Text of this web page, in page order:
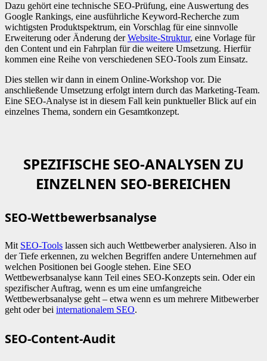
Dazu gehört eine technische SEO-Prüfung, eine Auswertung des
Google Rankings, eine ausführliche Keyword-Recherche zum
wichtigsten Produktspektrum, ein Vorschlag für eine sinnvolle
Erweiterung oder Änderung derWebsite-Struktur, eine Vorlage für
den Content und ein Fahrplan für die weitere Umsetzung. Hierfür
kommen eine Reihe von verschiedenen SEO-Tools zum Einsatz.
Dies stellen wir dann in einem Online-Workshop vor. Die
anschließende Umsetzung erfolgt intern durch das Marketing-Team.
Eine SEO-Analyse ist in diesem Fall kein punktueller Blick auf ein
einzelnes Thema, sondern ein Gesamtkonzept.
SPEZIFISCHE SEO-ANALYSEN ZU
EINZELNEN SEO-BEREICHEN
SEO-Wettbewerbsanalyse
Mit SEO-Tools lassen sich auch Wettbewerber analysieren. Also in
der Tiefe erkennen, zu welchen Begriffen andere Unternehmen auf
welchen Positionen bei Google stehen. Eine SEO
Wettbewerbsanalyse kann Teil eines SEO-Konzepts sein. Oder ein
spezifischer Auftrag, wenn es um eine umfangreiche
Wettbewerbsanalyse geht – etwa wenn es um mehrere Mitbewerber
geht oder bei internationalem SEO.
SEO-Content-Audit